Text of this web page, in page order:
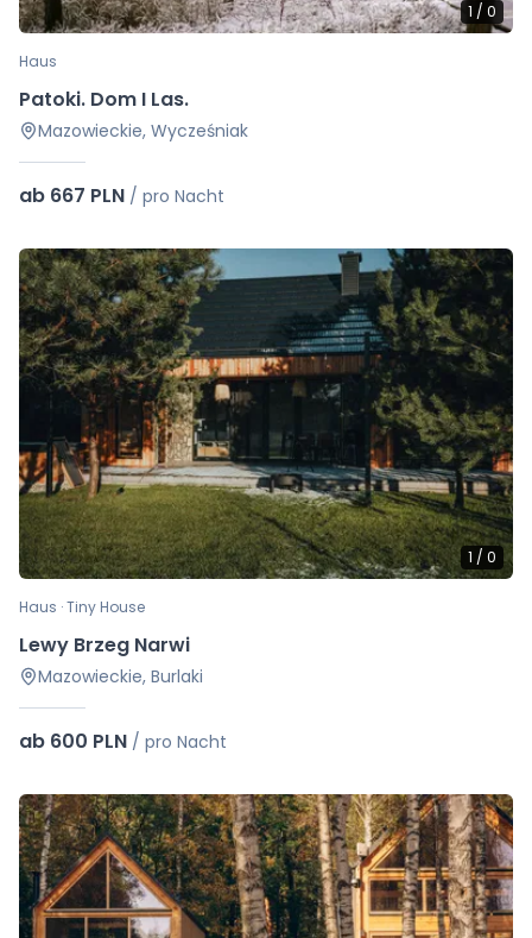
1 / 0
Haus
Patoki. Dom I Las.
Mazowieckie, Wycześniak
ab 667 PLN / pro Nacht
1 / 0
Haus · Tiny House
Lewy Brzeg Narwi
Mazowieckie, Burlaki
ab 600 PLN / pro Nacht